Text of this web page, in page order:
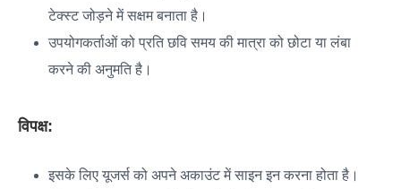
टेक्स्ट जोड़ने में सक्षम बनाता है।
उपयोगकर्ताओं को प्रति छवि समय की मात्रा को छोटा या लंबा
करने की अनुमति है।
विपक्ष:
इसके लिए यूजर्स को अपने अकाउंट में साइन इन करना होता है।